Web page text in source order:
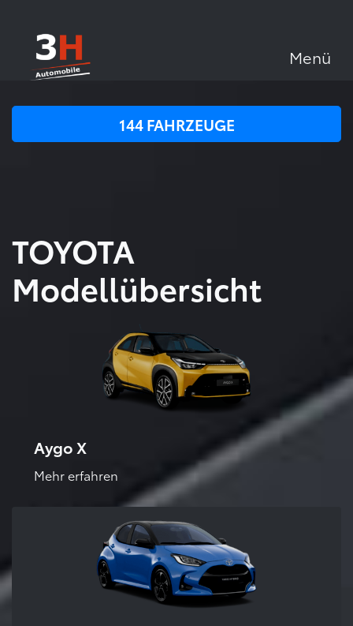
Menü
144FAHRZEUGE
TOYOTA
Modellübersicht
Aygo X
Mehr erfahren